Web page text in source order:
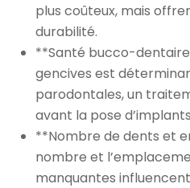
plus coûteux, mais
durabilité.
**Santé bucco-
gencives est
parodontales, un
avant la pose
**Nombre de dents et
nombre et
manquantes